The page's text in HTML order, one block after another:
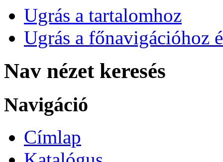
Ugrás a tartalomhoz
Ugrás a főnavigációhoz
Nav nézet keresés
Navigáció
Címlap